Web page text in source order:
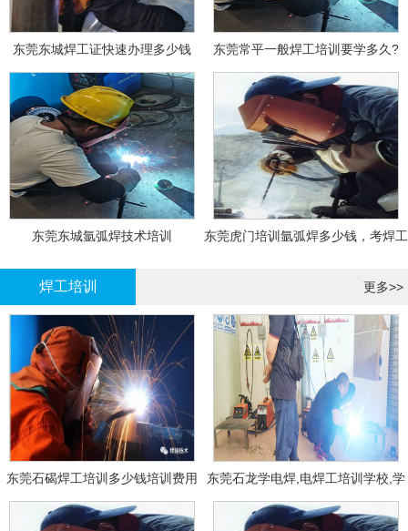
东莞东城焊工证快速办理多少钱 东莞常平一般焊工培训要学多久?
东莞东城氩弧焊技术培训
东莞虎门培训氩弧焊多少钱，考焊工
焊工培训 更多>>
东莞石碣焊工培训多少钱培训费用
东莞石龙学电焊,电焊工培训学校,学
费多少钱?